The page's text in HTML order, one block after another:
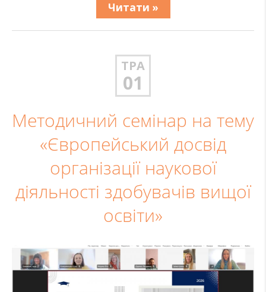
Читати »
ТРА
01
Методичний семінар на тему
«Європейський досвід
організації наукової
діяльності здобувачів вищої
освіти»